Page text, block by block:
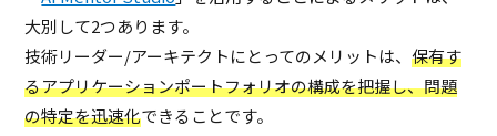
大別して2つあります。
技術リーダー/アーキテクトにとってのメリットは、保有す
るアプリケーションポートフォリオの構成を把握し、問題
の特定を迅速化できることです。